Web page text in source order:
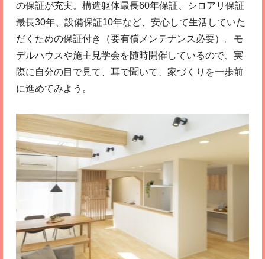
の保証が充実。構造躯体最長60年保証、シロアリ保証
最長30年、設備保証10年など、安心して生活していた
だくための保証付き（要有償メンテナンス必要）。モ
デルハウスや施主見学会を随時開催しているので、実
際に自分の目で見て、耳で聞いて、家づくりを一歩前
に進めてみよう。